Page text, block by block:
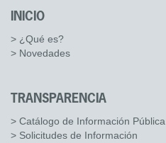
INICIO
> ¿Qué es?
> Novedades
TRANSPARENCIA
> Catálogo de Información Pública
> Solicitudes de Información